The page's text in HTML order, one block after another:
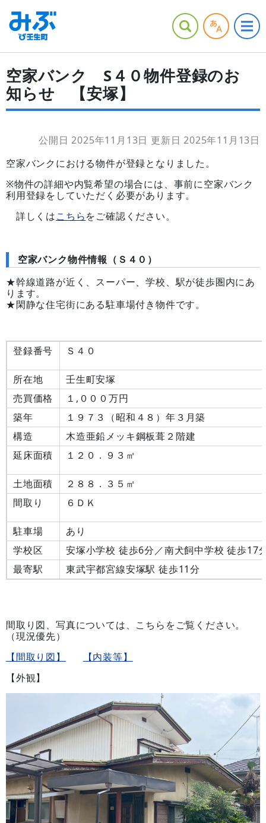
空家バンク S４０物件登録のお
知らせ 【安塚】
公開日 2025年11月13日 更新日 2025年11月13日
空家バンクにおける物件が登録となりました。
※物件の詳細や内覧希望の場合には、事前に空家バンク
利用登録をしていただく必要があります。
詳しくはこちらをご確認ください。
空家バンク物件情報（Ｓ４０）
★幹線道路が近く、スーパー、学校、駅が徒歩圏内にあ
ります。
★閑静な住宅街にある駐車場付き物件です。
登録番号 Ｓ４０
所在地
壬生町安塚
売買価格
１,０００万円
築年
１９７３（昭和４８）年３月
構造
木造亜鉛メッキ鋼板葺２階建
延床面積
１２０．９３㎡
土地面積
２８８．３５㎡
間取り
６ＤＫ
駐車場
あり
学校区
安塚小学校 徒歩6分／南犬飼中学校 徒歩17
最寄駅
東武宇都宮線安塚駅 徒歩11分
間取り図、写真については、こちらをご覧ください。
（現況優先）
【間取り図】
【内装等】
【外観】